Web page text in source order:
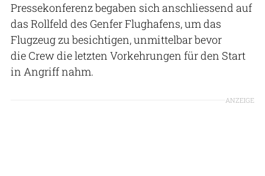
Pressekonferenz begaben sich anschliessend auf
das Rollfeld des Genfer Flughafens, um das
Flugzeug zu besichtigen, unmittelbar bevor
die Crew die letzten Vorkehrungen für den Start
in Angriff nahm.
ANZEIGE